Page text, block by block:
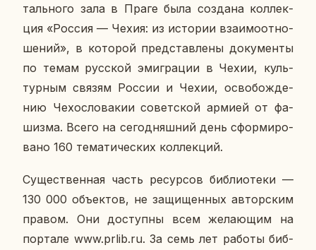
таль­но­го зала в Праге была со­зда­на кол­лек­
ция «Россия — Чехия: из ис­то­рии вза­и­мо­от­но­
ше­ний», в ко­то­рой пред­став­ле­ны до­ку­мен­ты
по темам рус­ской эми­гра­ции в Чехии, куль­
тур­ным связям России и Чехии, осво­бож­де­
нию Че­хо­сло­ва­кии со­вет­ской армией от фа­
шиз­ма. Всего на се­го­дняш­ний день сфор­ми­ро­
ва­но 160 те­ма­ти­че­ских кол­лек­ций.
Су­ще­ствен­ная часть ре­сур­сов биб­лио­те­ки —
130 000 объ­ек­тов, не за­щи­щен­ных ав­тор­ским
правом. Они до­ступ­ны всем же­ла­ю­щим на
пор­та­ле www.prlib.ru. За семь лет работы биб­